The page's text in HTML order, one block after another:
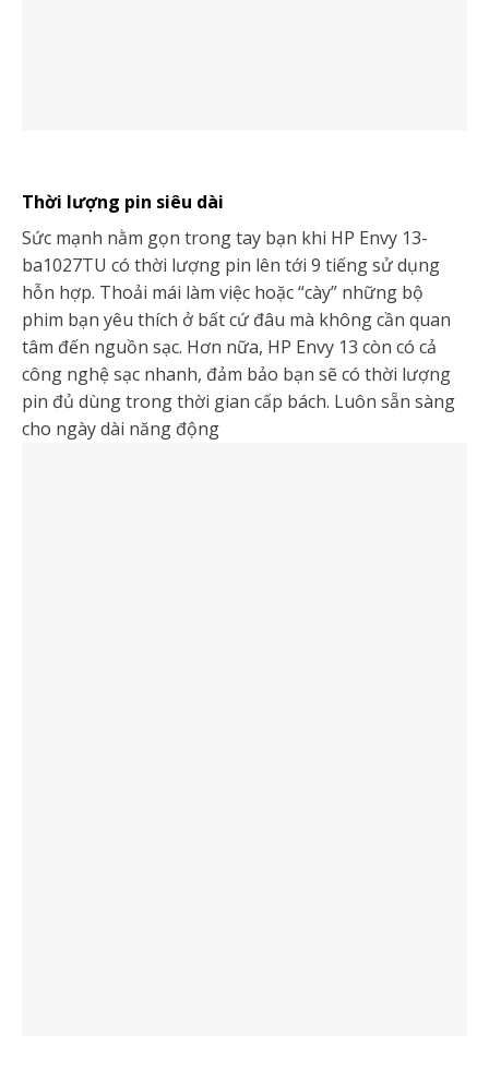
Thời lượng pin siêu dài
Sức mạnh nằm gọn trong tay bạn khi HP Envy 13-
ba1027TU có thời lượng pin lên tới 9 tiếng sử dụng
hỗn hợp. Thoải mái làm việc hoặc “cày” những bộ
phim bạn yêu thích ở bất cứ đâu mà không cần quan
tâm đến nguồn sạc. Hơn nữa, HP Envy 13 còn có cả
công nghệ sạc nhanh, đảm bảo bạn sẽ có thời lượng
pin đủ dùng trong thời gian cấp bách. Luôn sẵn sàng
cho ngày dài năng động